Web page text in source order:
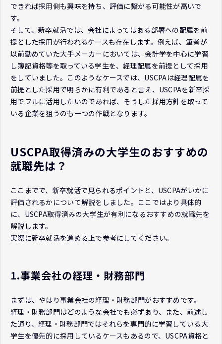
できれば採用側も興味を持ち、評価に繋がる可能性が高いで
す。
そして、新卒就活では、会社によってはある部署への配属を前
提とした採用が行われるケースも存在します。例えば、筆者が
以前勤めていた大手メーカーにおいては、会計学を中心に学習
し簿記資格等を取っている学生を、経理配属を前提として採用
をしていました。このようなケースでは、USCPAは経理配属を
前提とした採用で明らかに有利であると言え、USCPAを新卒採
用でフルに活用したいのであれば、そうした採用方針を取って
いる企業を狙うのも一つの作戦となります。
USCPA取得済みの大学生のおすすめの
就職先は？
ここまでで、新卒就活で見られるポイントと、USCPAがいかに
評価されるかについて解説をしました。ここではより具体的
に、USCPA取得済みの大学生が有利になるおすすめの就職先を
解説します。
実際に新卒就活を進める上で参考にしてください。
1.事業会社の経理・財務部門
まずは、やはり事業会社の経理・財務部門がおすすめです。
経理・財務部門はどのような会社でも必ずあり、また、前述し
た通り、経理・財務部門ではそれらを専門的に学習している大
学生を優先的に採用しているケースもあるので、USCPA資格と